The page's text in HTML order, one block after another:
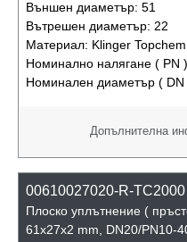
Външен диаметър: 51
Вътрешен диаметър: 22
Материал: Klinger
Номинално налягане ( PN
Номинален диаметър ( DN
Допълнителна
00610027020-R-TC2000
Плоско уплътнение (
61x27x2 mm, DN20/PN10-